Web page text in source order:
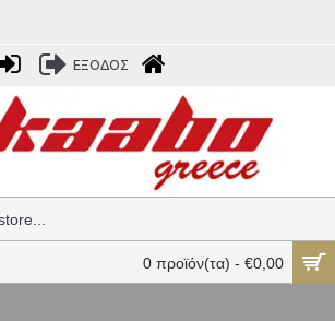
ΕΞΟΔΟΣ
0 προϊόν(τα) - €0,00